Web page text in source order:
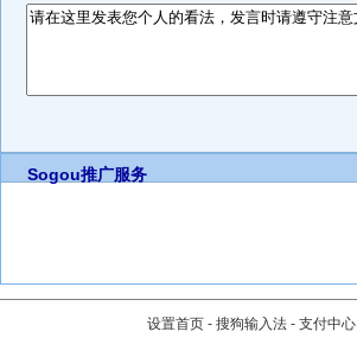
Sogou推广服务
设置首页 - 搜狗输入法 - 支付中心